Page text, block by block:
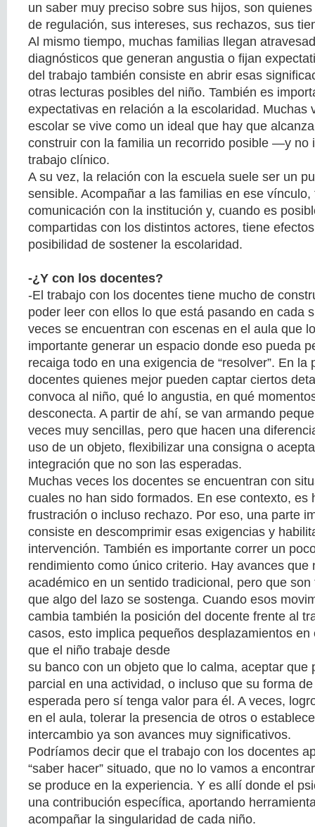
un saber muy preciso sobre sus hijos, son
de regulación, sus intereses, sus rechazos, sus
Al mismo tiempo, muchas familias llegan
diagnósticos que generan angustia o fijan
del trabajo también consiste en abrir esas
otras lecturas posibles del niño. También es
expectativas en relación a la escolaridad. Muchas
escolar se vive como un ideal que hay que
construir con la familia un recorrido posible —y
trabajo clínico.
A su vez, la relación con la escuela suele ser un
sensible. Acompañar a las familias en ese vínculo,
comunicación con la institución y, cuando es
compartidas con los distintos actores, tiene
posibilidad de sostener la escolaridad.
-¿Y con los docentes?
-El trabajo con los docentes tiene mucho de
poder leer con ellos lo que está pasando en cada
veces se encuentran con escenas en el aula que
importante generar un espacio donde eso pueda
recaiga todo en una exigencia de “resolver”. En la
docentes quienes mejor pueden captar ciertos
convoca al niño, qué lo angustia, en qué
desconecta. A partir de ahí, se van armando
veces muy sencillas, pero que hacen una
uso de un objeto, flexibilizar una consigna o
integración que no son las esperadas.
Muchas veces los docentes se encuentran con
cuales no han sido formados. En ese contexto, es
frustración o incluso rechazo. Por eso, una parte
consiste en descomprimir esas exigencias y
intervención. También es importante correr un
rendimiento como único criterio. Hay avances que
académico en un sentido tradicional, pero que
que algo del lazo se sostenga. Cuando esos
cambia también la posición del docente frente al
casos, esto implica pequeños desplazamientos
que el niño trabaje desde
su banco con un objeto que lo calma, aceptar que
parcial en una actividad, o incluso que su forma
esperada pero sí tenga valor para él. A veces,
en el aula, tolerar la presencia de otros o
intercambio ya son avances muy significativos.
Podríamos decir que el trabajo con los docentes
“saber hacer” situado, que no lo vamos a
se produce en la experiencia. Y es allí donde el
una contribución específica, aportando
acompañar la singularidad de cada niño.